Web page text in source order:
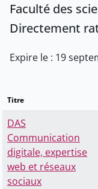
Faculté des
Directement
Expire le : 19
Titre
DAS
Communication
digitale, expertise
web et réseaux
sociaux